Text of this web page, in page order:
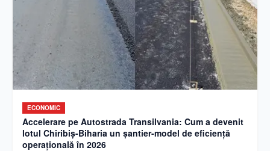
ECONOMIC
Accelerare pe Autostrada Transilvania: Cum a devenit
lotul Chiribiș-Biharia un șantier-model de eficiență
operațională în 2026